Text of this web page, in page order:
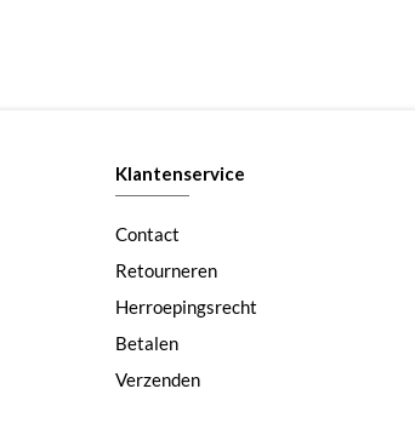
Klantenservice
Contact
Retourneren
Herroepingsrecht
Betalen
Verzenden